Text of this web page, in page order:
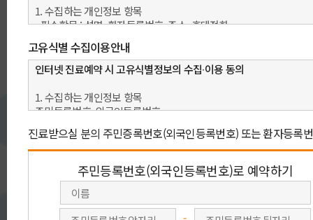
진
아래 예약 방법 중 원하시는 예약을 선택 해 주세요.
빠른 예약상담